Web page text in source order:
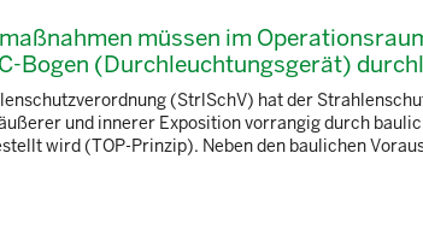
müssen im
Bogen (Durchleuchtungsgerät)
(StrlSchV) hat der
und innerer Exposition vorrangig durch
wird (TOP-Prinzip). Neben den baulichen